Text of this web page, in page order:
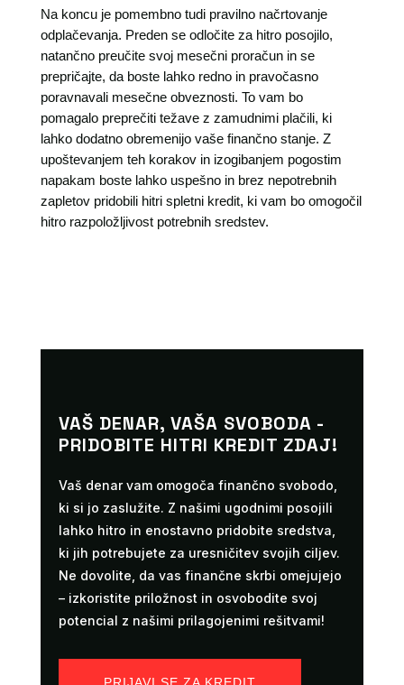
Na koncu je pomembno tudi pravilno načrtovanje
odplačevanja. Preden se odločite za hitro posojilo,
natančno preučite svoj mesečni proračun in se
prepričajte, da boste lahko redno in pravočasno
poravnavali mesečne obveznosti. To vam bo
pomagalo preprečiti težave z zamudnimi plačili, ki
lahko dodatno obremenijo vaše finančno stanje. Z
upoštevanjem teh korakov in izogibanjem pogostim
napakam boste lahko uspešno in brez nepotrebnih
zapletov pridobili hitri spletni kredit, ki vam bo omogočil
hitro razpoložljivost potrebnih sredstev.
VAŠ DENAR, VAŠA SVOBODA -
PRIDOBITE HITRI KREDIT ZDAJ!
Vaš denar vam omogoča finančno svobodo,
ki si jo zaslužite. Z našimi ugodnimi posojili
lahko hitro in enostavno pridobite sredstva,
ki jih potrebujete za uresničitev svojih ciljev.
Ne dovolite, da vas finančne skrbi omejujejo
– izkoristite priložnost in osvobodite svoj
potencial z našimi prilagojenimi rešitvami!